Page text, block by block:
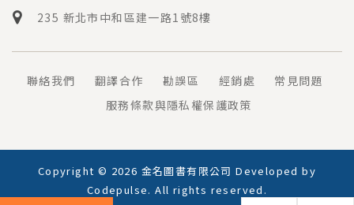
235 新北市中和區建一路1號8樓
聯絡我們 翻譯合作 勘誤區 經銷處
常見問題
服務條款與隱私權保護政策
Copyright © 2026 金名圖書有限公司 Developed by
Codepulse. All rights reserved.